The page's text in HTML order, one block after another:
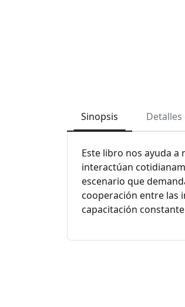
Sinopsis
Este libro nos ayuda
interactúan
escenario que
cooperación entre las
capacitación